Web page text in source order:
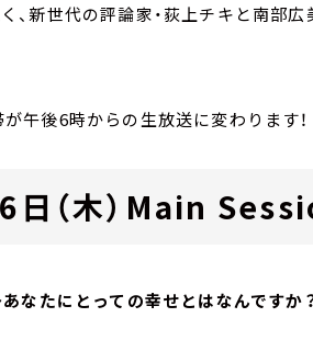
、新世代の評論家・荻上チキと南部
午後6時からの生放送に変わります！
（木）Main
なたにとっての幸せとはなんですか？